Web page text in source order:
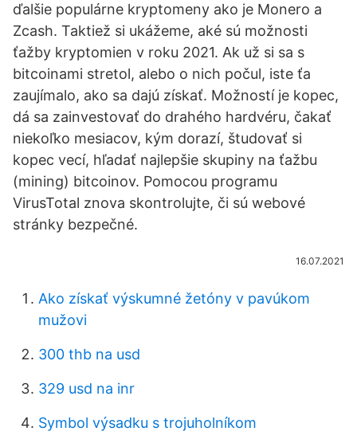
ďalšie populárne kryptomeny ako je Monero a
Zcash. Taktiež si ukážeme, aké sú možnosti
ťažby kryptomien v roku 2021. Ak už si sa s
bitcoinami stretol, alebo o nich počul, iste ťa
zaujímalo, ako sa dajú získať. Možností je kopec,
dá sa zainvestovať do drahého hardvéru, čakať
niekoľko mesiacov, kým dorazí, študovať si
kopec vecí, hľadať najlepšie skupiny na ťažbu
(mining) bitcoinov. Pomocou programu
VirusTotal znova skontrolujte, či sú webové
stránky bezpečné.
16.07.2021
Ako získať výskumné žetóny v pavúkom
mužovi
300 thb na usd
329 usd na inr
Symbol výsadku s trojuholníkom